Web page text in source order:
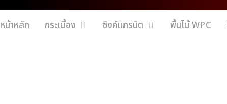
หน้าหลัก กระเบื้อง ซิงค์แกรนิต พื้นไม้ WPC